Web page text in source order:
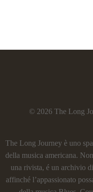
© 2026 The Long
The Long Journey è uno
della musica americana.
una rivista, é un archivio
affinché l’appassionato